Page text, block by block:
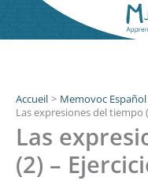
Accueil
Memovoc Español
Las expresiones del tiempo
Las
(2) –